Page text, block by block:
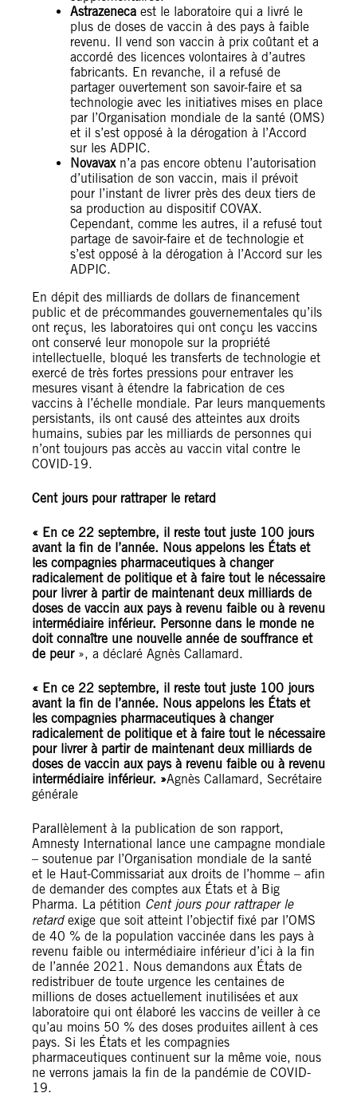
Astrazeneca est le laboratoire qui a livré le
plus de doses de vaccin à des pays à faible
revenu. Il vend son vaccin à prix coûtant et a
accordé des licences volontaires à d’autres
fabricants. En revanche, il a refusé de
partager ouvertement son savoir-faire et sa
technologie avec les initiatives mises en place
par l’Organisation mondiale de la santé (OMS)
et il s’est opposé à la dérogation à l’Accord
sur les ADPIC.
Novavax n’a pas encore obtenu l’autorisation
d’utilisation de son vaccin, mais il prévoit
pour l’instant de livrer près des deux tiers de
sa production au dispositif COVAX.
Cependant, comme les autres, il a refusé tout
partage de savoir-faire et de technologie et
s’est opposé à la dérogation à l’Accord sur les
ADPIC.
En dépit des milliards de dollars de financement
public et de précommandes gouvernementales qu’ils
ont reçus, les laboratoires qui ont conçu les vaccins
ont conservé leur monopole sur la propriété
intellectuelle, bloqué les transferts de technologie et
exercé de très fortes pressions pour entraver les
mesures visant à étendre la fabrication de ces
vaccins à l’échelle mondiale. Par leurs manquements
persistants, ils ont causé des atteintes aux droits
humains, subies par les milliards de personnes qui
n’ont toujours pas accès au vaccin vital contre le
COVID-19.
Cent jours pour rattraper le retard
« En ce 22 septembre, il reste tout juste 100 jours
avant la fin de l’année. Nous appelons les États et
les compagnies pharmaceutiques à changer
radicalement de politique et à faire tout le nécessaire
pour livrer à partir de maintenant deux milliards de
doses de vaccin aux pays à revenu faible ou à revenu
intermédiaire inférieur. Personne dans le monde ne
doit connaître une nouvelle année de souffrance et
de peur », a déclaré Agnès Callamard.
« En ce 22 septembre, il reste tout juste 100 jours
avant la fin de l’année. Nous appelons les États et
les compagnies pharmaceutiques à changer
radicalement de politique et à faire tout le nécessaire
pour livrer à partir de maintenant deux milliards de
doses de vaccin aux pays à revenu faible ou à revenu
intermédiaire inférieur. »Agnès Callamard, Secrétaire
générale
Parallèlement à la publication de son rapport,
Amnesty International lance une campagne mondiale
– soutenue par l’Organisation mondiale de la santé
et le Haut-Commissariat aux droits de l’homme – afin
de demander des comptes aux États et à Big
Pharma. La pétition Cent jours pour rattraper le
retardexige que soit atteint l’objectif fixé par l’OMS
de 40 % de la population vaccinée dans les pays à
revenu faible ou intermédiaire inférieur d’ici à la fin
de l’année 2021. Nous demandons aux États de
redistribuer de toute urgence les centaines de
millions de doses actuellement inutilisées et aux
laboratoire qui ont élaboré les vaccins de veiller à ce
qu’au moins 50 % des doses produites aillent à ces
pays. Si les États et les compagnies
pharmaceutiques continuent sur la même voie, nous
ne verrons jamais la fin de la pandémie de COVID-
19.